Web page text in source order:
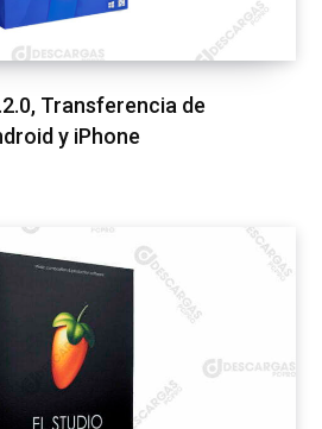
Transferencia de
y iPhone